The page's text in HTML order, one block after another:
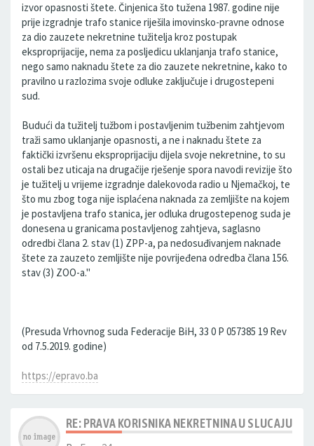
izvor opasnosti štete. Činjenica što tužena 1987. godine nije
prije izgradnje trafo stanice riješila imovinsko-pravne odnose
za dio zauzete nekretnine tužitelja kroz postupak
eksproprijacije, nema za posljedicu uklanjanja trafo stanice,
nego samo naknadu štete za dio zauzete nekretnine, kako to
pravilno u razlozima svoje odluke zaključuje i drugostepeni
sud.
Budući da tužitelj tužbom i postavljenim tužbenim zahtjevom
traži samo uklanjanje opasnosti, a ne i naknadu štete za
faktički izvršenu eksproprijaciju dijela svoje nekretnine, to su
ostali bez uticaja na drugačije rješenje spora navodi revizije što
je tužitelj u vrijeme izgradnje dalekovoda radio u Njemačkoj, te
što mu zbog toga nije isplaćena naknada za zemljište na kojem
je postavljena trafo stanica, jer odluka drugostepenog suda je
donesena u granicama postavljenog zahtjeva, saglasno
odredbi člana 2. stav (1) ZPP-a, pa nedosuđivanjem naknade
štete za zauzeto zemljište nije povrijeđena odredba člana 156.
stav (3) ZOO-a."
(Presuda Vrhovnog suda Federacije BiH, 33 0 P 057385 19 Rev
od 7.5.2019. godine)
https://epravo.ba
RE: PRAVA KORISNIKA NEKRETNINA U SLUCAJU